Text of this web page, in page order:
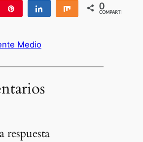
Compartir Compartir
0
COMPARTIR
Medio
respuesta